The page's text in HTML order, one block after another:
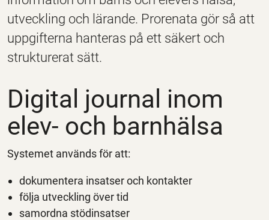
utveckling och lärande. Prorenata gör så att
uppgifterna hanteras på ett säkert och
strukturerat sätt.
Digital journal inom
elev- och barnhälsa
Systemet används för att:
dokumentera insatser och kontakter
följa utveckling över tid
samordna stödinsatser